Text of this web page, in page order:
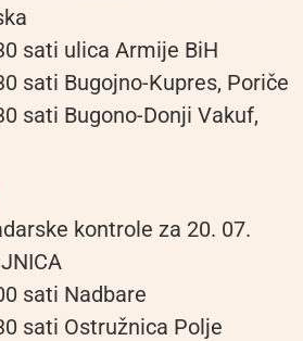
sati ulica Armije BiH
sati Bugojno-Kupres, Poriče
sati Bugono-Donji Vakuf,
kontrole za 20. 07.
sati Nadbare
sati Ostružnica Polje